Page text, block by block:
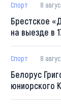
Спорт 8
Брестское
на выезде в
Спорт 8
Белорус
юниорского